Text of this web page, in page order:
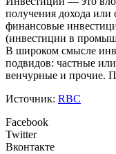
получения дохода или
финансовые
(инвестиции в
В широком смысле
подвидов: частные
венчурные и прочие.
Источник: RBC
Facebook
Twitter
Вконтакте